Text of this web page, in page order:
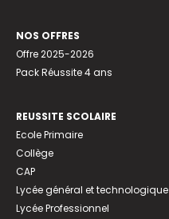
NOS OFFRES
Offre 2025-2026
Pack Réussite 4 ans
REUSSITE SCOLAIRE
Ecole Primaire
Collège
CAP
Lycée général et technologique
Lycée Professionnel